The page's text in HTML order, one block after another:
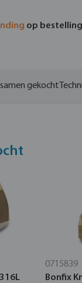
op
gekocht
0715839
Bonfix